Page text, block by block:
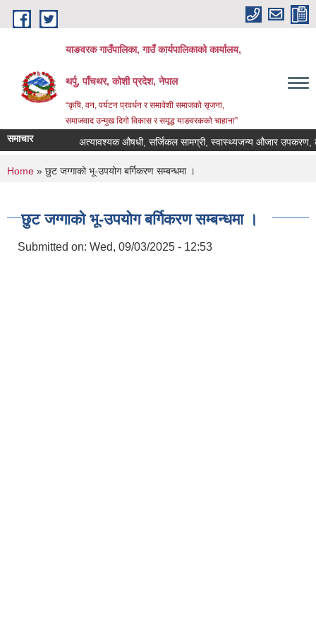
Skip to main content
याङवरक गाउँपालिका, गाउँ कार्यपालिकाको कार्यालय,
थर्पु, पाँचथर, कोशी प्रदेश, नेपाल
“कृषि, वन, पर्यटन प्रवर्धन र समावेशी समाजको सृजना,
समाजवाद उन्मुख दिगो विकास र समृद्ध याङवरकको चाहाना”
समाचार अत्यावश्यक औषधी, सर्जिकल सामग्री, स्वास्थ्यजन्य औजार उपकरण,
You are here
Home » छुट जग्गाको भू-उपयोग बर्गिकरण सम्बन्धमा ।
छुट जग्गाको भू-उपयोग बर्गिकरण सम्बन्धमा ।
Submitted on: Wed, 09/03/2025 - 12:53